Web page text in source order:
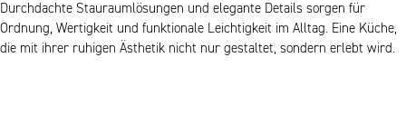
Durchdachte Stauraumlösungen und elegante Details sorgen für
Ordnung, Wertigkeit und funktionale Leichtigkeit im Alltag. Eine Küche,
die mit ihrer ruhigen Ästhetik nicht nur gestaltet, sondern erlebt wird.